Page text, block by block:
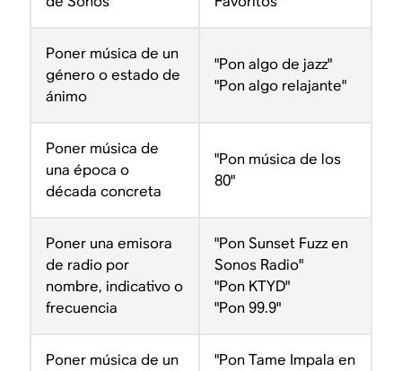
Poner música de un
género o estado de
ánimo
"Pon algo de jazz"
"Pon algo relajante"
Poner música de
una época o
década concreta
"Pon música de los
80"
Poner una emisora
de radio por
nombre, indicativo o
frecuencia
"Pon Sunset Fuzz en
Sonos Radio"
"Pon KTYD"
"Pon 99.9"
Poner música de un
"Pon Tame Impala en